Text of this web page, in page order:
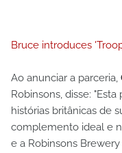
Bruce introduces
Ao anunciar a parceria,
Robinsons, disse:
histórias britânicas de
complemento ideal e
e a Robinsons